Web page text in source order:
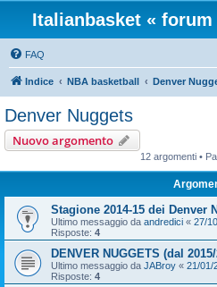
Italianbasket «
FAQ
Indice NBA basketball Denver
Denver Nuggets
Nuovo argomento
12 argomenti •
Stagione 2014-15 dei Denver
Ultimo messaggio da andredici « 27/
Risposte: 4
DENVER NUGGETS (dal
Ultimo messaggio da JABroy « 21/01/
Risposte: 4